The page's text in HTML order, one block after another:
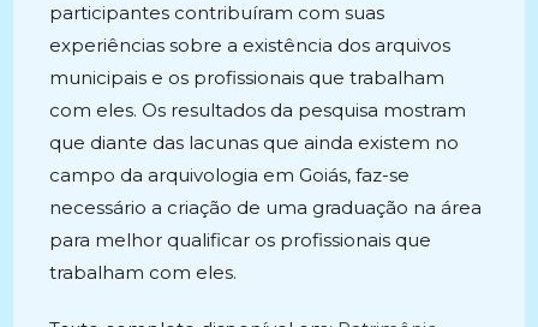
participantes contribuíram com suas
experiências sobre a existência dos arquivos
municipais e os profissionais que trabalham
com eles. Os resultados da pesquisa mostram
que diante das lacunas que ainda existem no
campo da arquivologia em Goiás, faz-se
necessário a criação de uma graduação na área
para melhor qualificar os profissionais que
trabalham com eles.